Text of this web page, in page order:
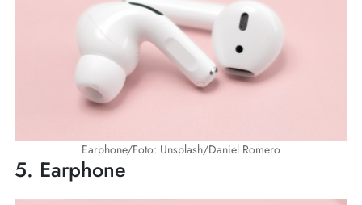
Earphone/Foto: Unsplash/Daniel Romero
5. Earphone